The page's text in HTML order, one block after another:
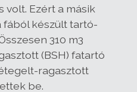
Ezért a másik
fából készült tartó-
310 m3
(BSH) fatartó
ragasztott
be.